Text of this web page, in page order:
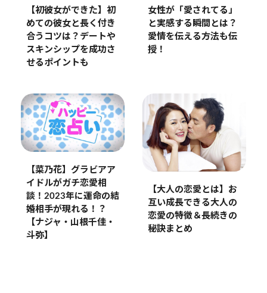
【初彼女ができた】初
めての彼女と長く付き
合うコツは？デートや
スキンシップを成功さ
せるポイントも
女性が「愛されてる」
と実感する瞬間とは？
愛情を伝える方法も伝
授！
【菜乃花】グラビアア
イドルがガチ恋愛相
談！2023年に運命の結
婚相手が現れる！？
【ナジャ・山根千佳・
斗弥】
【大人の恋愛とは】お
互い成長できる大人の
恋愛の特徴＆長続きの
秘訣まとめ